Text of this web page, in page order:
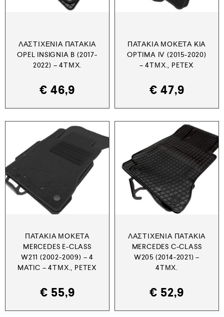
ΛΑΣΤΙΧΈΝΙΑ ΠΑΤΆΚΙΑ
OPEL INSIGNIA B (2017-
2022) – 4ΤΜΧ.
€ 46,9
ΠΑΤΆΚΙΑ ΜΟΚΈΤΑ KIA
OPTIMA IV (2015-2020)
– 4ΤΜΧ., PETEX
€ 47,9
ΠΑΤΆΚΙΑ ΜΟΚΈΤΑ
MERCEDES E-CLASS
W211 (2002-2009) – 4
MATIC – 4ΤΜΧ., PETEX
€ 55,9
ΛΑΣΤΙΧΈΝΙΑ ΠΑΤΆΚΙΑ
MERCEDES C-CLASS
W205 (2014-2021) –
4ΤΜΧ.
€ 52,9